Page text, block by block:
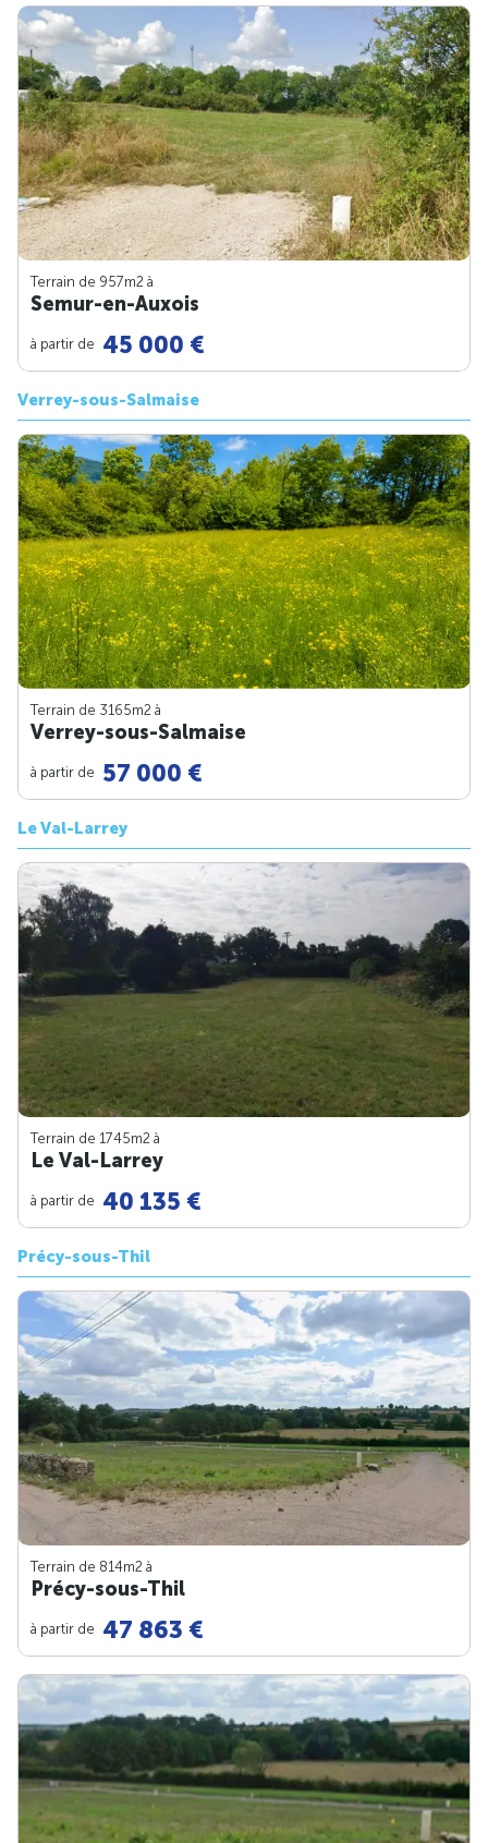
Terrain de 957m2 à
Semur-en-Auxois
à partir de 45 000 €
Verrey-sous-Salmaise
Terrain de 3165m2 à
Verrey-sous-Salmaise
à partir de 57 000 €
Le Val-Larrey
Terrain de 1745m2 à
Le Val-Larrey
à partir de 40 135 €
Précy-sous-Thil
Terrain de 814m2 à
Précy-sous-Thil
à partir de 47 863 €